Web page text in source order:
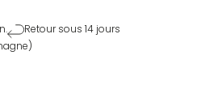
Retour sous 14 jours